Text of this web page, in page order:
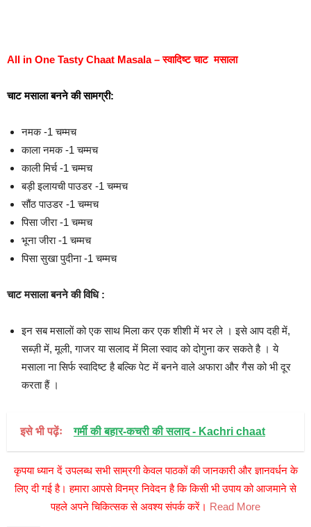
All in One Tasty Chaat Masala – स्वादिष्ट चाट मसाला
चाट मसाला बनने की सामग्री:
नमक -1 चम्मच
काला नमक -1 चम्मच
काली मिर्च -1 चम्मच
बड़ी इलायची पाउडर -1 चम्मच
सौंठ पाउडर -1 चम्मच
पिसा जीरा -1 चम्मच
भूना जीरा -1 चम्मच
पिसा सुखा पुदीना -1 चम्मच
चाट मसाला बनने की विधि :
इन सब मसालों को एक साथ मिला कर एक शीशी में भर ले । इसे आप दही में,
सब्ज़ी में, मूली, गाजर या सलाद में मिला स्वाद को दोगुना कर सकते है । ये
मसाला ना सिर्फ स्वादिष्ट है बल्कि पेट में बनने वाले अफारा और गैस को भी दूर
करता हैं ।
इसे भी पढ़ेंः गर्मी की बहार-कचरी की सलाद - Kachri chaat
कृपया ध्यान दें उपलब्ध सभी साम्रगी केवल पाठकों की जानकारी और ज्ञानवर्धन के
लिए दी गई है। हमारा आपसे विनम्र निवेदन है कि किसी भी उपाय को आजमाने से
पहले अपने चिकित्सक से अवश्य संपर्क करें। Read More